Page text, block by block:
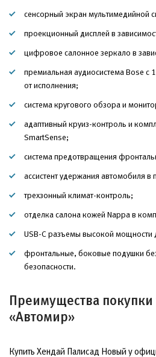
сенсорный экран мультимедийной
проекционный дисплей в
цифровое салонное зеркало в
премиальная аудиосистема Bose с
от исполнения;
система кругового обзора и
адаптивный круиз-контроль и
SmartSense;
система предотвращения
ассистент удержания автомобиля в
трехзонный климат-контроль;
отделка салона кожей Nappa в
USB-C разъемы высокой мощности
фронтальные, боковые подушки
безопасности.
Преимущества покупки
«Автомир»
Купить Хендай Палисад Новый у